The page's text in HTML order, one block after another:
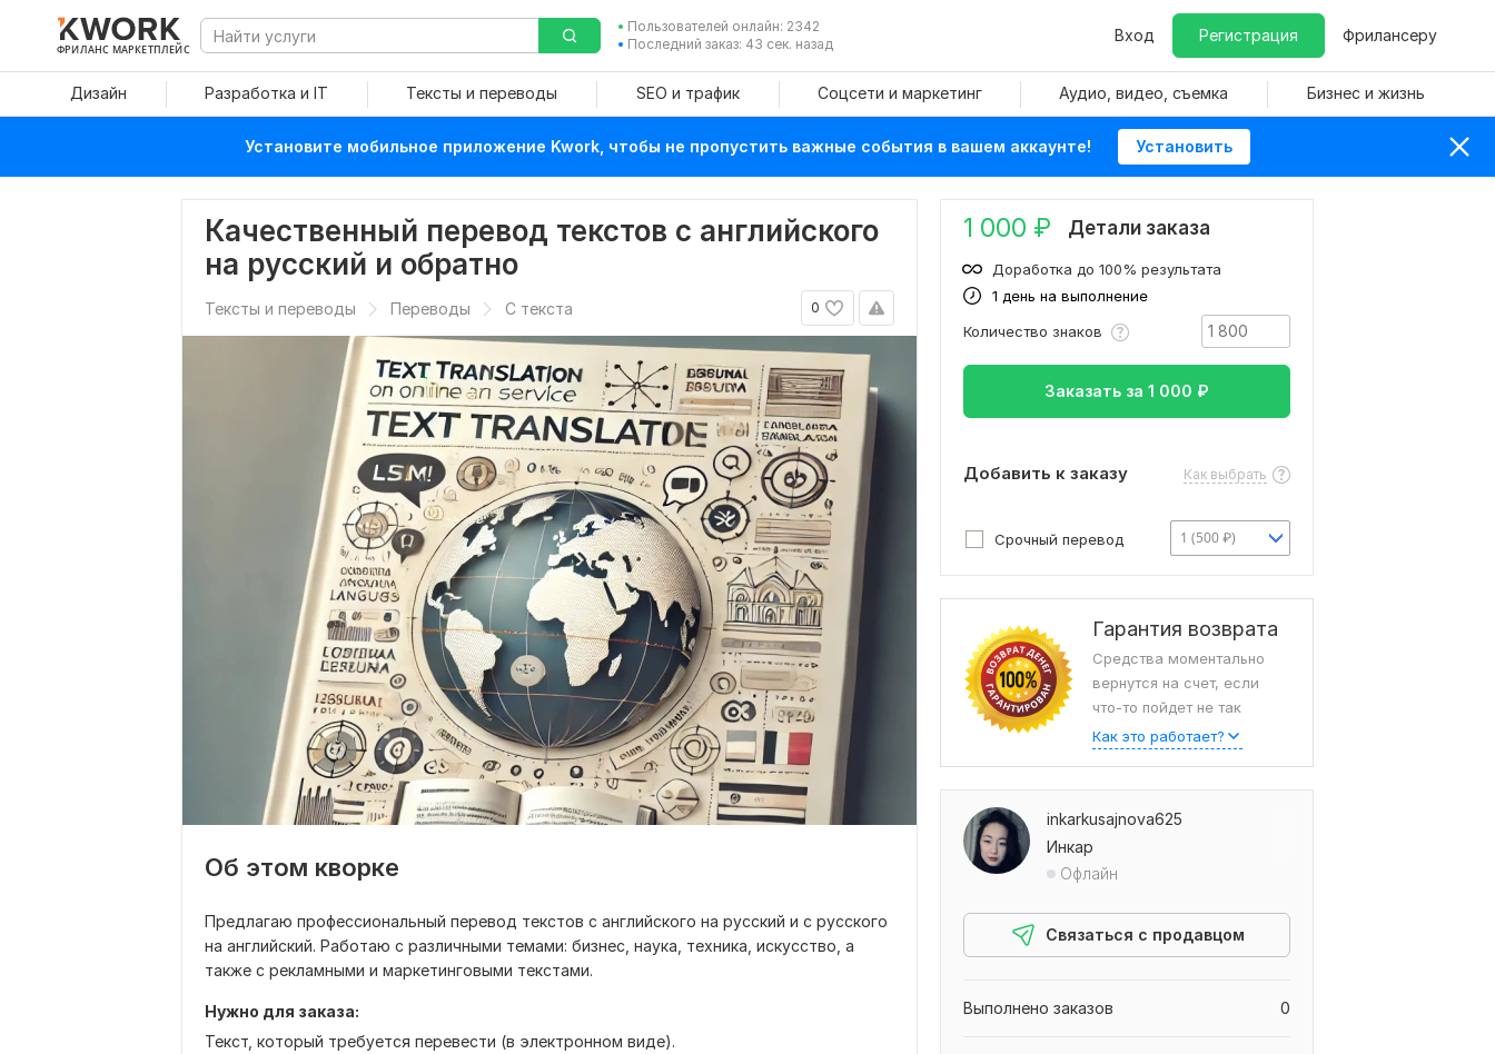
ФРИЛАНС МАРКЕТПЛЕЙС
Пользователей онлайн: 2342
Последний заказ: 43 сек. назад
Вход Регистрация Фрилансеру
Дизайн Разработка и IT Тексты и переводы SEO и трафик Соцсети и маркетинг Аудио, видео, съемка Бизнес и жизнь
Установите мобильное приложение Kwork, чтобы не пропустить важные события в вашем аккаунте! Установить
Качественный перевод текстов с английского
на русский и обратно
0
Тексты и переводы Переводы С текста
Об этом кворке
Предлагаю профессиональный перевод текстов с английского на русский и с русского
на английский. Работаю с различными темами: бизнес, наука, техника, искусство, а
также с рекламными и маркетинговыми текстами.
Нужно для заказа:
Текст, который требуется перевести (в электронном виде).
1 000 ₽ Детали заказа
1 день на выполнение
Доработка до 100% результата
Количество знаков
Заказать за 1 000 ₽
Добавить к заказу Как выбрать
Срочный перевод 1 (500 ₽)
Гарантия возврата
Средства моментально
вернутся на счет, если
что-то пойдет не так
Как это работает?
inkarkusajnova625
Инкар
Офлайн
Связаться с продавцом
0
Выполнено заказов